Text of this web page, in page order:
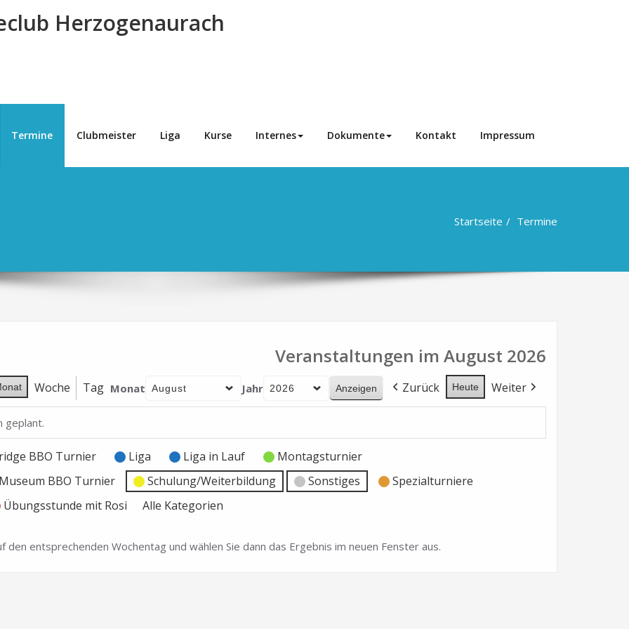
Herzogenaurach
Termine Clubmeister Liga Kurse Internes Dokumente Kontakt Impressum
Startseite Termine
Veranstaltungen im August 2026
Woche Tag Monat Jahr Zurück Heute Weiter
geplant.
BBO Turnier Liga Liga in Lauf
Montagsturnier
BBO Turnier
Schulung/Weiterbildung Sonstiges
Spezialturniere
Übungsstunde mit Rosi Alle Kategorien
den entsprechenden Wochentag und wählen Sie dann das Ergebnis im neuen Fenster aus.